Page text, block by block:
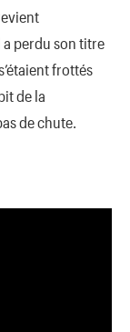
perdu son titre
frottés
de la
de chute.